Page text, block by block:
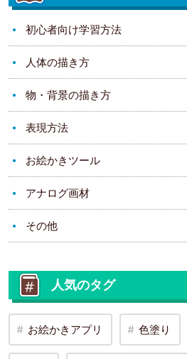
初心者向け学習方法
人体の描き方
物・背景の描き方
表現方法
お絵かきツール
アナログ画材
その他
人気のタグ
お絵かきアプリ 色塗り